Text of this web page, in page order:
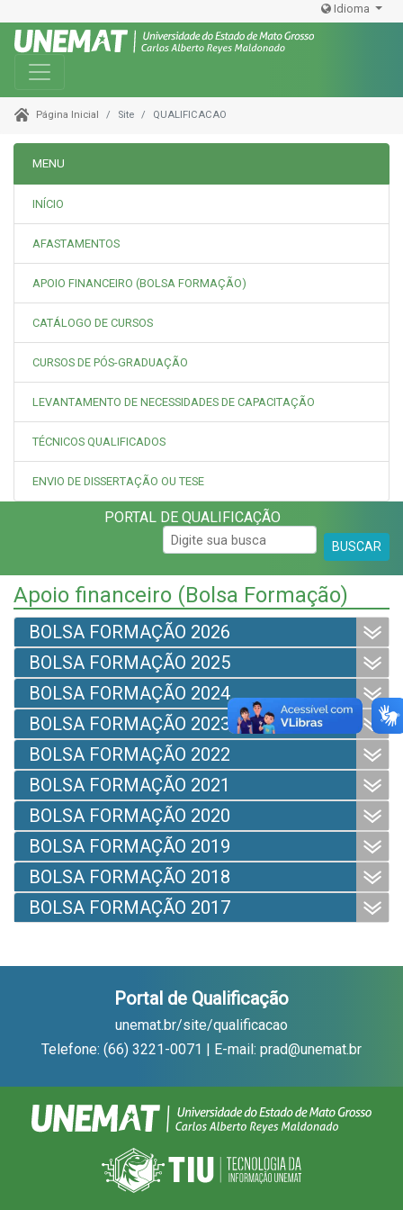
Idioma
Toggle navigation
Página Inicial Site QUALIFICACAO
MENU
INÍCIO
AFASTAMENTOS
APOIO FINANCEIRO (BOLSA FORMAÇÃO)
CATÁLOGO DE CURSOS
CURSOS DE PÓS-GRADUAÇÃO
LEVANTAMENTO DE NECESSIDADES DE CAPACITAÇÃO
TÉCNICOS QUALIFICADOS
ENVIO DE DISSERTAÇÃO OU TESE
PORTAL DE QUALIFICAÇÃO
BUSCAR
Apoio financeiro (Bolsa Formação)
BOLSA FORMAÇÃO 2026
BOLSA FORMAÇÃO 2025
BOLSA FORMAÇÃO 2024
BOLSA FORMAÇÃO 2023
BOLSA FORMAÇÃO 2022
BOLSA FORMAÇÃO 2021
BOLSA FORMAÇÃO 2020
BOLSA FORMAÇÃO 2019
BOLSA FORMAÇÃO 2018
BOLSA FORMAÇÃO 2017
Portal de Qualificação
unemat.br/site/qualificacao
Telefone: (66) 3221-0071 | E-mail: prad@unemat.br